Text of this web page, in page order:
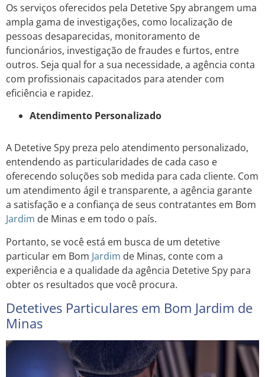
Os serviços oferecidos pela Detetive Spy abrangem uma
ampla gama de investigações, como localização de
pessoas desaparecidas, monitoramento de
funcionários, investigação de fraudes e furtos, entre
outros. Seja qual for a sua necessidade, a agência conta
com profissionais capacitados para atender com
eficiência e rapidez.
Atendimento Personalizado
A Detetive Spy preza pelo atendimento personalizado,
entendendo as particularidades de cada caso e
oferecendo soluções sob medida para cada cliente. Com
um atendimento ágil e transparente, a agência garante
a satisfação e a confiança de seus contratantes em Bom
Jardim de Minas e em todo o país.
Portanto, se você está em busca de um detetive
particular em Bom Jardim de Minas, conte com a
experiência e a qualidade da agência Detetive Spy para
obter os resultados que você procura.
Detetives Particulares em Bom Jardim de
Minas